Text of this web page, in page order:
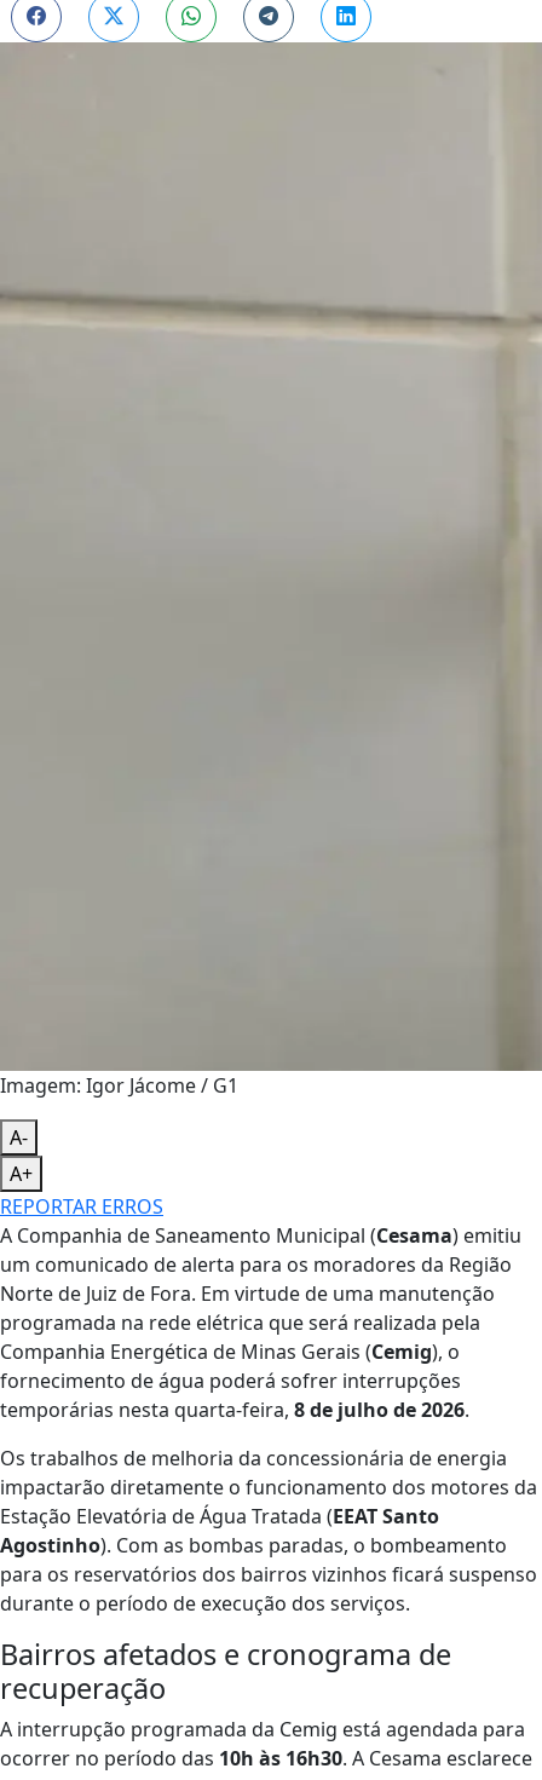
Imagem: Igor Jácome / G1
A-
A+
REPORTAR ERROS
A Companhia de Saneamento Municipal (Cesama) emitiu
um comunicado de alerta para os moradores da Região
Norte de Juiz de Fora. Em virtude de uma manutenção
programada na rede elétrica que será realizada pela
Companhia Energética de Minas Gerais (Cemig), o
fornecimento de água poderá sofrer interrupções
temporárias nesta quarta-feira, 8 de julho de 2026.
Os trabalhos de melhoria da concessionária de energia
impactarão diretamente o funcionamento dos motores da
Estação Elevatória de Água Tratada (EEAT Santo
Agostinho). Com as bombas paradas, o bombeamento
para os reservatórios dos bairros vizinhos ficará suspenso
durante o período de execução dos serviços.
Bairros afetados e cronograma de
recuperação
A interrupção programada da Cemig está agendada para
ocorrer no período das 10h às 16h30. A Cesama esclarece